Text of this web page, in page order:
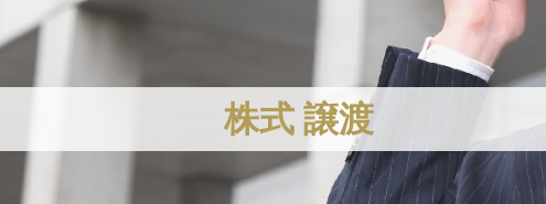
株式 譲渡